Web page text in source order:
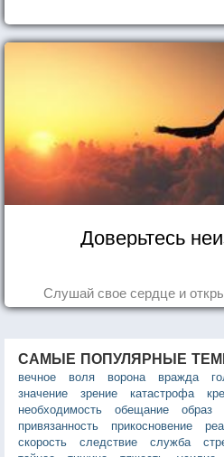
Доверьтесь
Слушай свое сердце и
САМЫЕ ПОПУЛЯРНЫЕ
вечное
воля ворона вражда
значение
зрение катастрофа
необходимость
обещание образ
привязанность
прикосновение
скорость
следствие служба